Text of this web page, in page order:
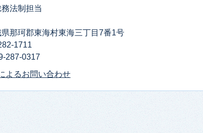
法制担当
那珂郡東海村東海三丁目7番1号
1711
287-0317
よるお問い合わせ